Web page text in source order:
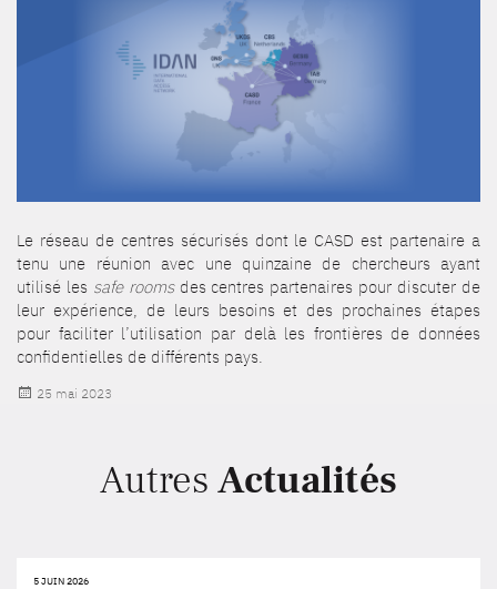
Le réseau de centres sécurisés dont le CASD est partenaire a
tenu une réunion avec une quinzaine de chercheurs ayant
utilisé les safe rooms des centres partenaires pour discuter de
leur expérience, de leurs besoins et des prochaines étapes
pour faciliter l’utilisation par delà les frontières de données
confidentielles de différents pays.
Publié
25 mai 2023
Autres Actualités
5 JUIN 2026